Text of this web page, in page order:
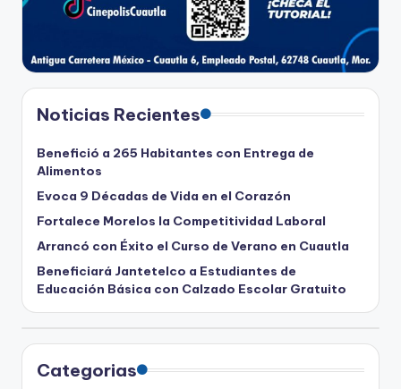
Noticias Recientes
Benefició a 265 Habitantes con Entrega de
Alimentos
Evoca 9 Décadas de Vida en el Corazón
Fortalece Morelos la Competitividad Laboral
Arrancó con Éxito el Curso de Verano en Cuautla
Beneficiará Jantetelco a Estudiantes de
Educación Básica con Calzado Escolar Gratuito
Categorias